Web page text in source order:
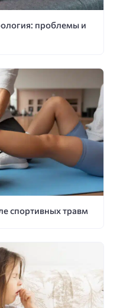
проблемы и
спортивных травм